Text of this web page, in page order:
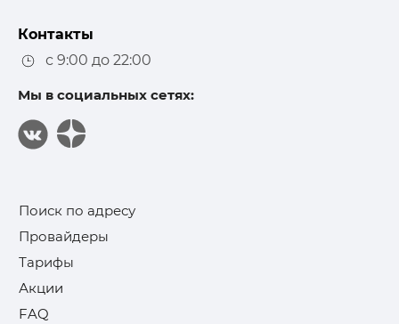
Контакты
с 9:00 до 22:00
Мы в социальных сетях:
Поиск по адресу
Провайдеры
Тарифы
Акции
FAQ